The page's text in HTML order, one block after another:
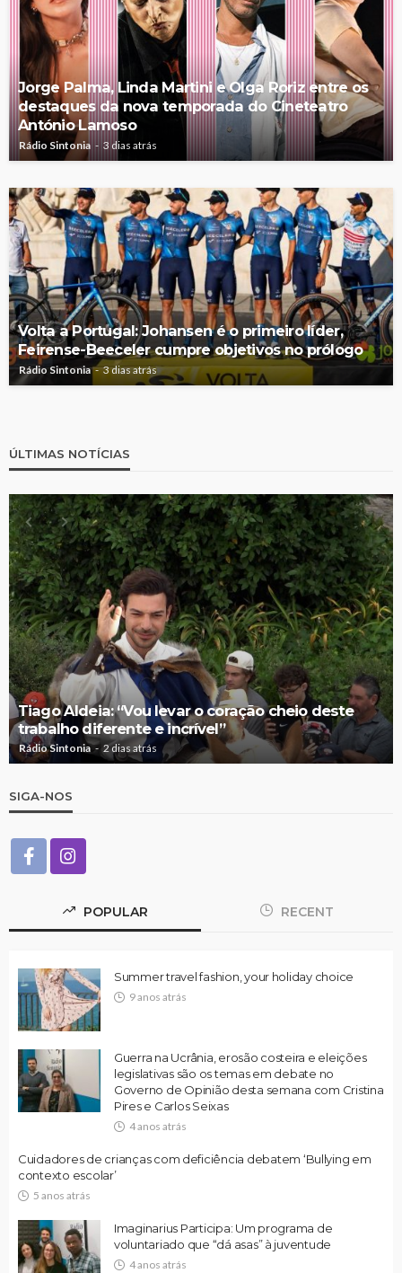
Jorge Palma, Linda Martini e Olga Roriz entre os
destaques da nova temporada do Cineteatro
António Lamoso
Rádio Sintonia 3 dias atrás
Volta a Portugal: Johansen é o primeiro líder,
Feirense-Beeceler cumpre objetivos no prólogo
Rádio Sintonia 3 dias atrás
ÚLTIMAS NOTÍCIAS
Tiago Aldeia: “Vou levar o coração cheio deste
trabalho diferente e incrível”
Rádio Sintonia 2 dias atrás
SIGA-NOS
POPULAR RECENT
Summer travel fashion, your holiday choice
9 anos atrás
Guerra na Ucrânia, erosão costeira e eleições
legislativas são os temas em debate no
Governo de Opinião desta semana com Cristina
Pires e Carlos Seixas
4 anos atrás
Cuidadores de crianças com deficiência debatem ‘Bullying em
contexto escolar’
5 anos atrás
Imaginarius Participa: Um programa de
voluntariado que “dá asas” à juventude
4 anos atrás